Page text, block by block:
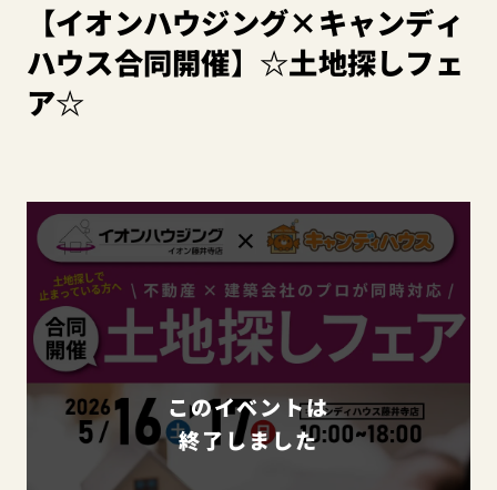
【イオンハウジング×キャンディ
ハウス合同開催】☆土地探しフェ
ア☆
このイベントは
終了しました